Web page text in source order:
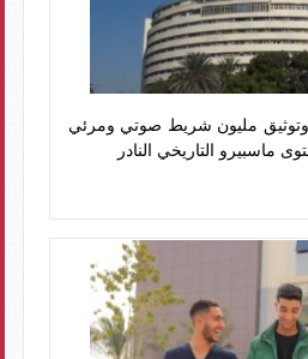
وتوثيق مليون شريط صوتي ومرئي